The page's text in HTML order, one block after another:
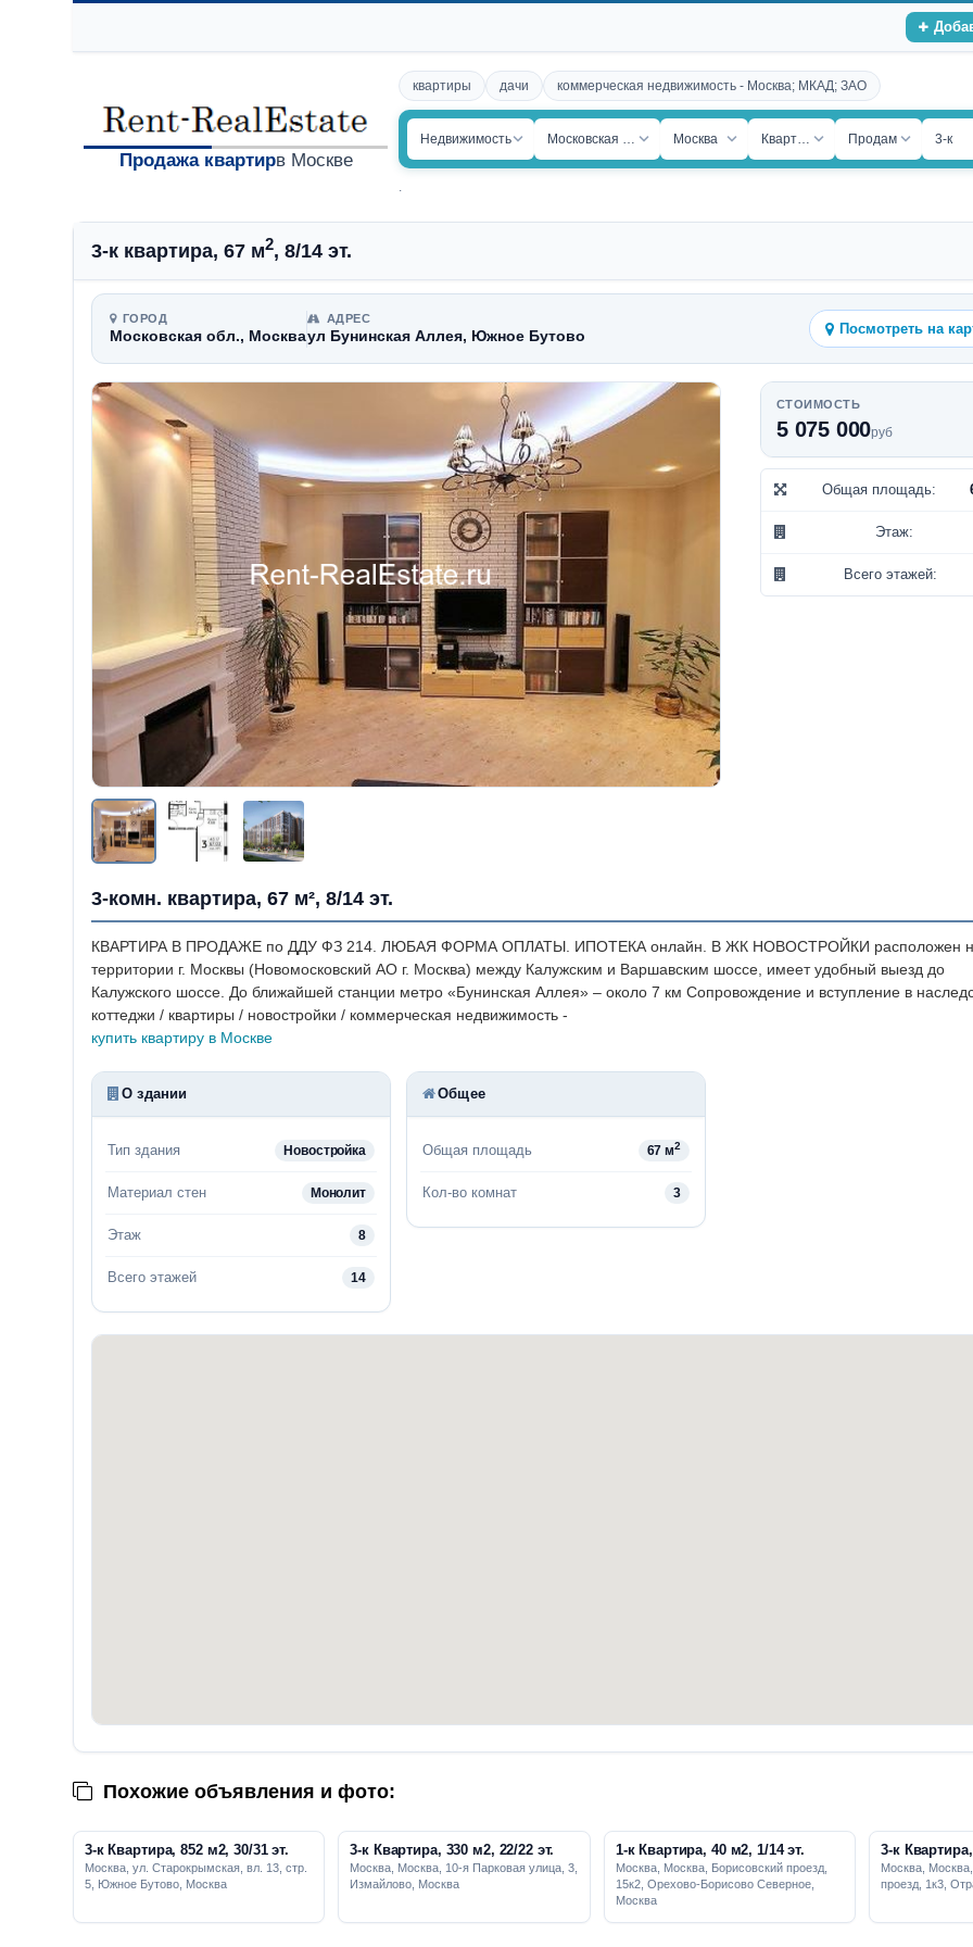
Продажа квартирв Москве
квартиры дачи коммерческая недвижимость - Москва; МКАД; ЗАО
Недвижимость Московская обл. Москва Квартира Продам 3-к
.
3-к квартира, 67 м2, 8/14 эт.
ГОРОД
Московская обл., Москва
АДРЕС
ул Бунинская Аллея, Южное Бутово Посмотреть на
СТОИМОСТЬ
5 075 000руб
Общая площадь:
Этаж:
Всего этажей:
3-комн. квартира, 67 м², 8/14 эт.
КВАРТИРА В ПРОДАЖЕ по ДДУ ФЗ 214. ЛЮБАЯ ФОРМА ОПЛАТЫ. ИПОТЕКА онлайн. В ЖК НОВОСТРОЙКИ расположен
территории г. Москвы (Новомосковский АО г. Москва) между Калужским и Варшавским шоссе, имеет удобный выезд до
Калужского шоссе. До ближайшей станции метро «Бунинская Аллея» – около 7 км Сопровождение и вступление в
коттеджи / квартиры / новостройки / коммерческая недвижимость -
купить квартиру в Москве
О здании
Тип здания Новостройка
Материал стен Монолит
Этаж 8
Всего этажей 14
Общее
Общая площадь 67 м2
Кол-во комнат 3
Похожие объявления и фото:
3-к Квартира, 852 м2, 30/31 эт.
Москва, ул. Старокрымская, вл. 13, стр.
5, Южное Бутово, Москва
3-к Квартира, 330 м2, 22/22 эт.
Москва, Москва, 10-я Парковая улица, 3,
Измайлово, Москва
1-к Квартира, 40 м2, 1/14 эт.
Москва, Москва, Борисовский проезд,
15к2, Орехово-Борисово Северное,
Москва
3-к
Москва,
проезд, 1к3,